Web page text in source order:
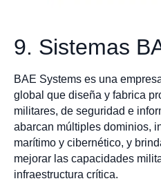
9. Sistemas
BAE Systems es una
global que diseña y fabrica
militares, de seguridad e
abarcan múltiples dominios,
marítimo y cibernético, y
mejorar las capacidades
infraestructura crítica.